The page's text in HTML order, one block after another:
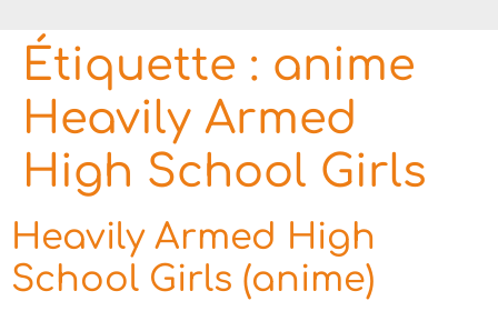
Étiquette : anime
Heavily Armed
High School Girls
Heavily Armed High
School Girls (anime)